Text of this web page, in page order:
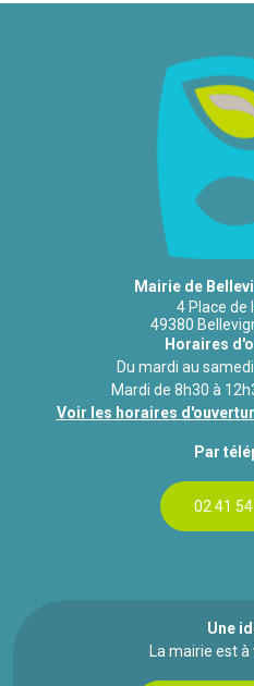
Mairie de
4 Place de
49380
Horaires
Du mardi au
Mardi de 8h30 à
Voir les horaires
Par
02 41
Une
La mairie est